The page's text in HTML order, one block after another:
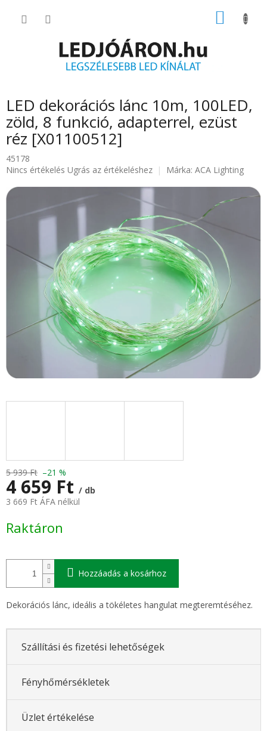
KOSÁR
LED dekorációs lánc 10m, 100LED,
zöld, 8 funkció, adapterrel, ezüst
réz [X01100512]
45178
A
átlagos
csillag.
Nincs értékelés Ugrás az értékeléshez Márka: ACA Lighting
5 939 Ft –21 %
4 659 Ft / db
3 669 Ft ÁFA nélkül
Raktáron
Hozzáadás a kosárhoz
Dekorációs lánc, ideális a tökéletes hangulat megteremtéséhez.
Szállítási és fizetési lehetőségek
Fényhőmérsékletek
Üzlet értékelése